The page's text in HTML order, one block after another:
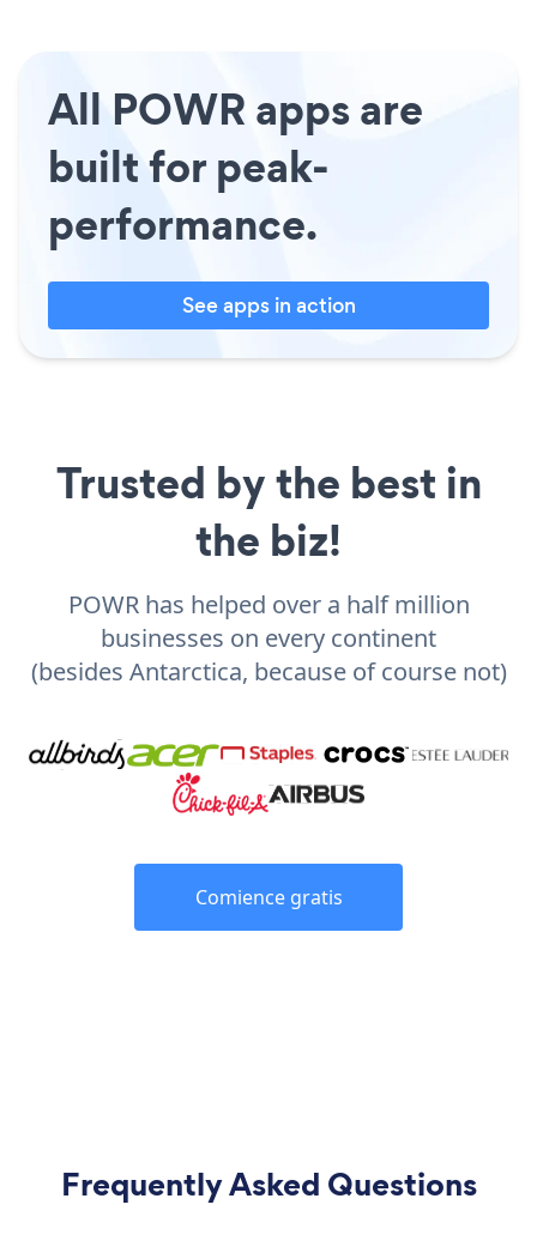
All POWR apps are
built for peak-
performance.
See apps in action
Trusted by the best in
the biz!
POWR has helped over a half million
businesses on every continent
(besides Antarctica, because of course not)
Comience gratis
Frequently Asked Questions